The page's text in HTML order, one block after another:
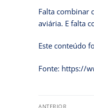
Falta combinar
aviária. E falta
Este conteúdo
Fonte: https://
ANTERIOR